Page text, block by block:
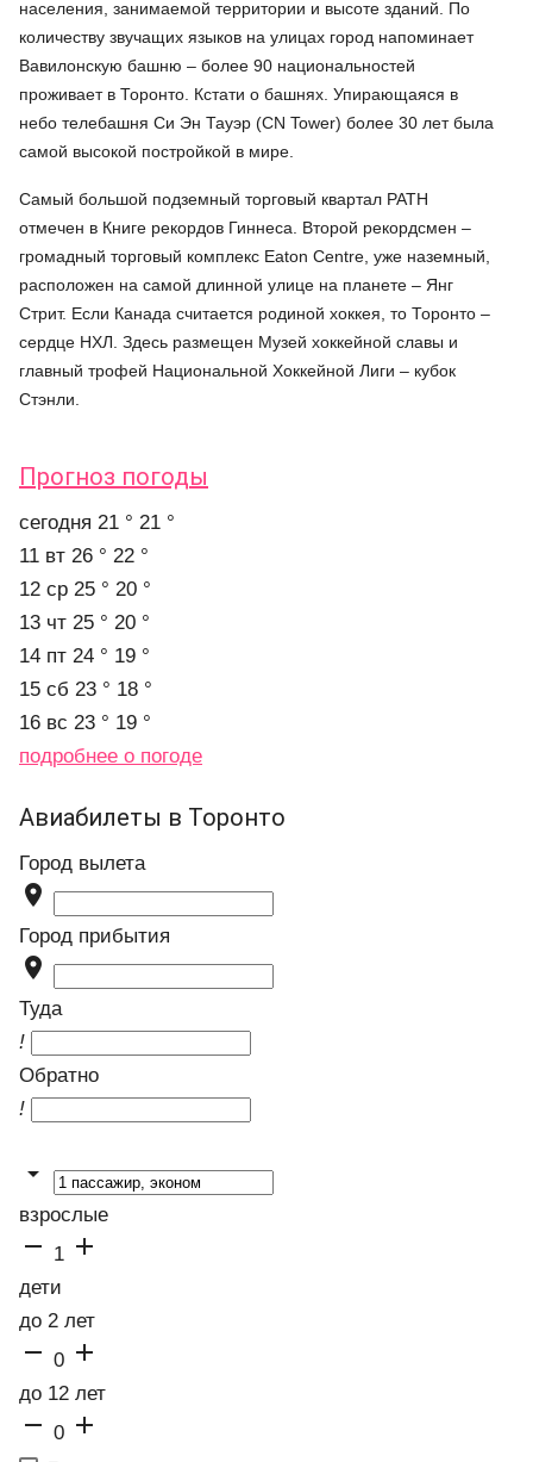
населения, занимаемой территории и высоте зданий. По
количеству звучащих языков на улицах город напоминает
Вавилонскую башню – более 90 национальностей
проживает в Торонто. Кстати о башнях. Упирающаяся в
небо телебашня Си Эн Тауэр (CN Tower) более 30 лет была
самой высокой постройкой в мире.
Самый большой подземный торговый квартал РАТН
отмечен в Книге рекордов Гиннеса. Второй рекордсмен –
громадный торговый комплекс Eaton Centre, уже наземный,
расположен на самой длинной улице на планете – Янг
Стрит. Если Канада считается родиной хоккея, то Торонто –
сердце НХЛ. Здесь размещен Музей хоккейной славы и
главный трофей Национальной Хоккейной Лиги – кубок
Стэнли.
Прогноз погоды
cегодня 21 ° 21 °
11 вт 26 ° 22 °
12 ср 25 ° 20 °
13 чт 25 ° 20 °
14 пт 24 ° 19 °
15 сб 23 ° 18 °
16 вс 23 ° 19 °
подробнее о погоде
Авиабилеты в Торонто
Город вылета

Город прибытия

Туда
!
Обратно
!

взрослые
 1 
дети
до 2 лет
 0 
до 12 лет
 0 